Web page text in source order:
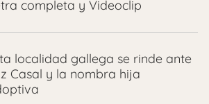
completa y Videoclip
localidad gallega se rinde ante
Casal y la nombra hija